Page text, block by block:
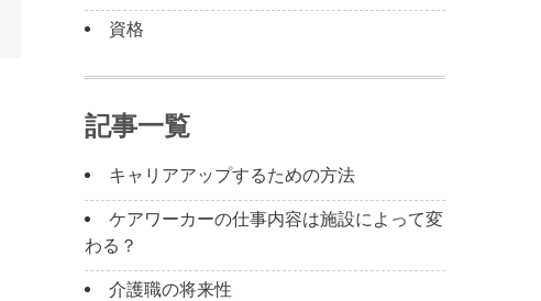
資格
記事一覧
キャリアアップするための方法
ケアワーカーの仕事内容は施設によって変
わる？
介護職の将来性